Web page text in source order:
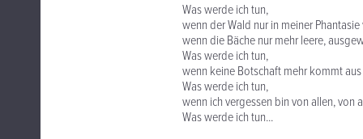
Was werde ich tun,
wenn der Wald nur in meiner
wenn die Bäche nur mehr leere,
Was werde ich tun,
wenn keine Botschaft mehr kommt aus
Was werde ich tun,
wenn ich vergessen bin von allen, von
Was werde ich tun...